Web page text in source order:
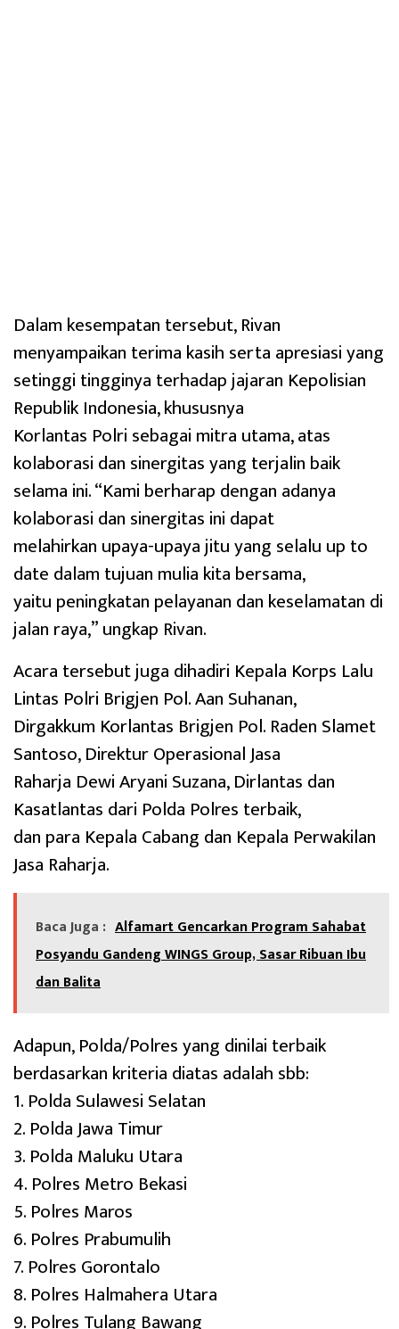
Dalam kesempatan tersebut, Rivan
menyampaikan terima kasih serta apresiasi yang
setinggi tingginya terhadap jajaran Kepolisian
Republik Indonesia, khususnya
Korlantas Polri sebagai mitra utama, atas
kolaborasi dan sinergitas yang terjalin baik
selama ini. “Kami berharap dengan adanya
kolaborasi dan sinergitas ini dapat
melahirkan upaya-upaya jitu yang selalu up to
date dalam tujuan mulia kita bersama,
yaitu peningkatan pelayanan dan keselamatan di
jalan raya,” ungkap Rivan.
Acara tersebut juga dihadiri Kepala Korps Lalu
Lintas Polri Brigjen Pol. Aan Suhanan,
Dirgakkum Korlantas Brigjen Pol. Raden Slamet
Santoso, Direktur Operasional Jasa
Raharja Dewi Aryani Suzana, Dirlantas dan
Kasatlantas dari Polda Polres terbaik,
dan para Kepala Cabang dan Kepala Perwakilan
Jasa Raharja.
Baca Juga : Alfamart Gencarkan Program Sahabat
Posyandu Gandeng WINGS Group, Sasar Ribuan Ibu
dan Balita
Adapun, Polda/Polres yang dinilai terbaik
berdasarkan kriteria diatas adalah sbb:
1. Polda Sulawesi Selatan
2. Polda Jawa Timur
3. Polda Maluku Utara
4. Polres Metro Bekasi
5. Polres Maros
6. Polres Prabumulih
7. Polres Gorontalo
8. Polres Halmahera Utara
9. Polres Tulang Bawang